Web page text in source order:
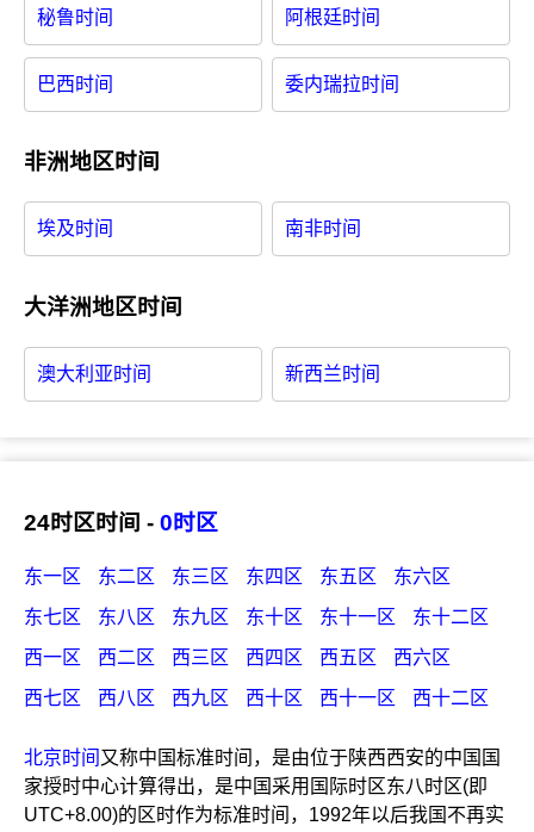
秘鲁时间 阿根廷时间
巴西时间 委内瑞拉时间
非洲地区时间
埃及时间 南非时间
大洋洲地区时间
澳大利亚时间 新西兰时间
24时区时间 - 0时区
东一区 东二区 东三区 东四区 东五区
东六区
东七区
东八区 东九区 东十区 东十一区
东十二区
西一区
西二区 西三区 西四区 西五区
西六区
西七区
西八区 西九区 西十区 西十一区 西十二区
北京时间 又称中国标准时间，是由位于陕西西安的中国国
家授时中心计算得出，是中国采用国际时区东八时区(即
UTC+8.00)的区时作为标准时间，1992年以后我国不再实